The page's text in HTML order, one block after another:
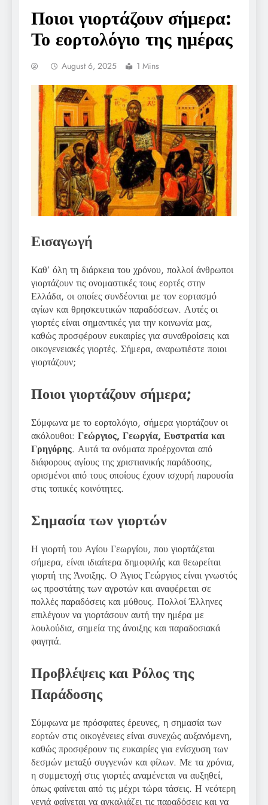
Ποιοι γιορτάζουν σήμερα:
Το εορτολόγιο της ημέρας
August 6, 2025 1 Mins
Εισαγωγή
Καθ’ όλη τη διάρκεια του χρόνου, πολλοί άνθρωποι
γιορτάζουν τις ονομαστικές τους εορτές στην
Ελλάδα, οι οποίες συνδέονται με τον εορτασμό
αγίων και θρησκευτικών παραδόσεων. Αυτές οι
γιορτές είναι σημαντικές για την κοινωνία μας,
καθώς προσφέρουν ευκαιρίες για συναθροίσεις και
οικογενειακές γιορτές. Σήμερα, αναρωτιέστε ποιοι
γιορτάζουν;
Ποιοι γιορτάζουν σήμερα;
Σύμφωνα με το εορτολόγιο, σήμερα γιορτάζουν οι
ακόλουθοι: Γεώργιος, Γεωργία, Ευστρατία και
Γρηγόρης. Αυτά τα ονόματα προέρχονται από
διάφορους αγίους της χριστιανικής παράδοσης,
ορισμένοι από τους οποίους έχουν ισχυρή παρουσία
στις τοπικές κοινότητες.
Σημασία των γιορτών
Η γιορτή του Αγίου Γεωργίου, που γιορτάζεται
σήμερα, είναι ιδιαίτερα δημοφιλής και θεωρείται
γιορτή της Άνοιξης. Ο Άγιος Γεώργιος είναι γνωστός
ως προστάτης των αγροτών και αναφέρεται σε
πολλές παραδόσεις και μύθους. Πολλοί Έλληνες
επιλέγουν να γιορτάσουν αυτή την ημέρα με
λουλούδια, σημεία της άνοιξης και παραδοσιακά
φαγητά.
Προβλέψεις και Ρόλος της
Παράδοσης
Σύμφωνα με πρόσφατες έρευνες, η σημασία των
εορτών στις οικογένειες είναι συνεχώς αυξανόμενη,
καθώς προσφέρουν τις ευκαιρίες για ενίσχυση των
δεσμών μεταξύ συγγενών και φίλων. Με τα χρόνια,
η συμμετοχή στις γιορτές αναμένεται να αυξηθεί,
όπως φαίνεται από τις μέχρι τώρα τάσεις. Η νεότερη
γενιά φαίνεται να αγκαλιάζει τις παραδόσεις και να